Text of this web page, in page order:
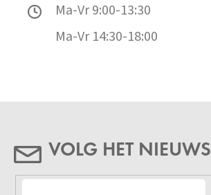
Ma-Vr 9:00-13:30
Ma-Vr 14:30-18:00
VOLG HET NIEUWS